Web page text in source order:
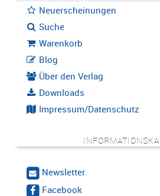
Neuerscheinungen
Suche
Warenkorb
Blog
Über den Verlag
Downloads
Impressum/Datenschutz
Newsletter
Facebook